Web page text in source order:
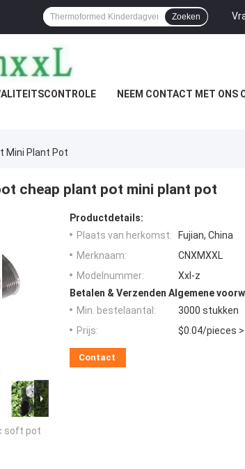
Zoeken
NEEM CONTACT MET ONS
Mini Plant Pot
cheap plant pot mini plant pot
soft pot
Productdetails:
Plaats van herkomst:
Fujian, China
Merknaam:
CNXMXXL
Modelnummer:
Xxl-z
Betalen & Verzenden Algemene
Min. bestelaantal:
3000 stukken
Prijs:
$0.04/pieces
Contact